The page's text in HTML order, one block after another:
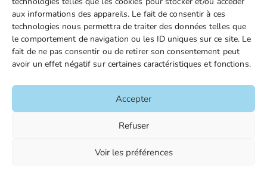
aux informations des appareils. Le fait de consentir à ces
technologies nous permettra de traiter des données telles que
le comportement de navigation ou les ID uniques sur ce site. Le
fait de ne pas consentir ou de retirer son consentement peut
avoir un effet négatif sur certaines caractéristiques et fonctions.
Accepter
Refuser
Voir les préférences
Liens utiles
Boutique en ligne
Espace Presse
Nos partenaires
Gestion des cookies
FGTA-FO / 15 avenue Victor Hugo – 92170 Vanves / 01 86